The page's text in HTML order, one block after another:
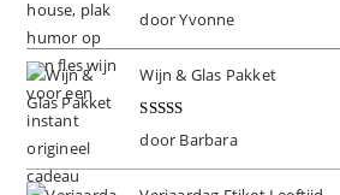
Gewaardeer
door Yvonne
Wijn & Glas Pakket
Gewaardeer
door Barbara